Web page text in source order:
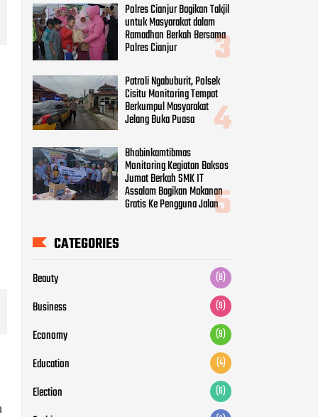
Polres Cianjur Bagikan Takjil
untuk Masyarakat dalam
Ramadhan Berkah Bersama
Polres Cianjur
Patroli Ngabuburit, Polsek
Cisitu Monitoring Tempat
Berkumpul Masyarakat
Jelang Buka Puasa
Bhabinkamtibmas
Monitoring Kegiatan Baksos
Jumat Berkah SMK IT
Assalam Bagikan Makanan
Gratis Ke Pengguna Jalan
CATEGORIES
Beauty (8)
Business (9)
Economy (9)
Education (4)
Election (6)